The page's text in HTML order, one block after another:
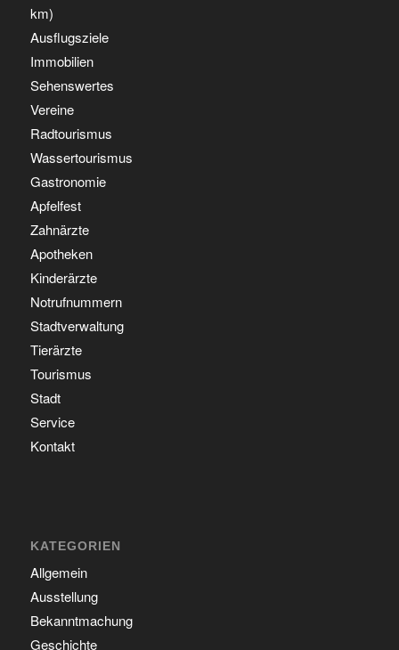
km)
Ausflugsziele
Immobilien
Sehenswertes
Vereine
Radtourismus
Wassertourismus
Gastronomie
Apfelfest
Zahnärzte
Apotheken
Kinderärzte
Notrufnummern
Stadtverwaltung
Tierärzte
Tourismus
Stadt
Service
Kontakt
KATEGORIEN
Allgemein
Ausstellung
Bekanntmachung
Geschichte